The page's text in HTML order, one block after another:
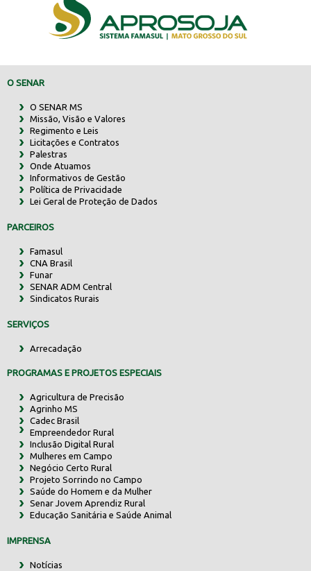
O SENAR
O SENAR MS
Missão, Visão e Valores
Regimento e Leis
Licitações e Contratos
Palestras
Onde Atuamos
Informativos de Gestão
Política de Privacidade
Lei Geral de Proteção de Dados
PARCEIROS
Famasul
CNA Brasil
Funar
SENAR ADM Central
Sindicatos Rurais
SERVIÇOS
Arrecadação
PROGRAMAS E PROJETOS ESPECIAIS
Agricultura de Precisão
Agrinho MS
Cadec Brasil
Empreendedor Rural
Inclusão Digital Rural
Mulheres em Campo
Negócio Certo Rural
Projeto Sorrindo no Campo
Saúde do Homem e da Mulher
Senar Jovem Aprendiz Rural
Educação Sanitária e Saúde Animal
IMPRENSA
Notícias